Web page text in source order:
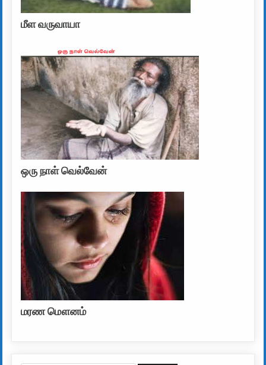
மீள வருவாயா
ஒரு நாள் வெல்வேன்
மரண மௌனம்